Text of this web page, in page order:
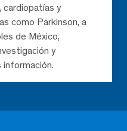
cardiopatías y
como Parkinson, a
de México,
y
información.